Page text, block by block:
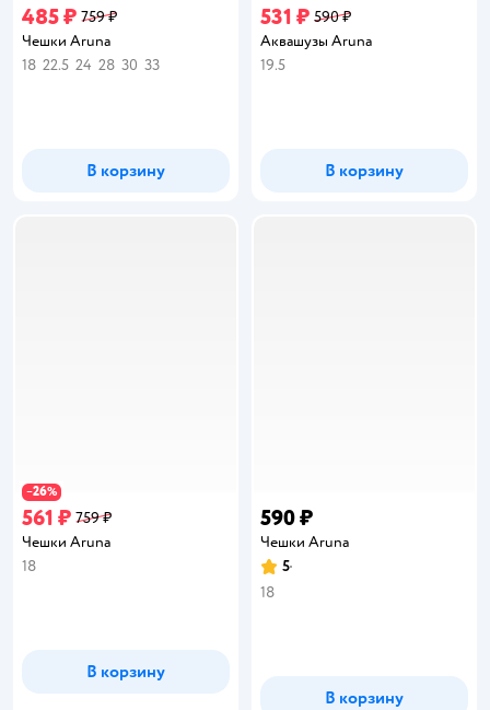
485 ₽ 759 ₽
Чешки Aruna
18 22.5 24 28 30 33
В корзину
531 ₽ 590 ₽
Аквашузы Aruna
19.5
В корзину
−26%
561 ₽ 759 ₽
Чешки Aruna
18
В корзину
590 ₽
Чешки Aruna
Рейтинг:
5
18
В корзину